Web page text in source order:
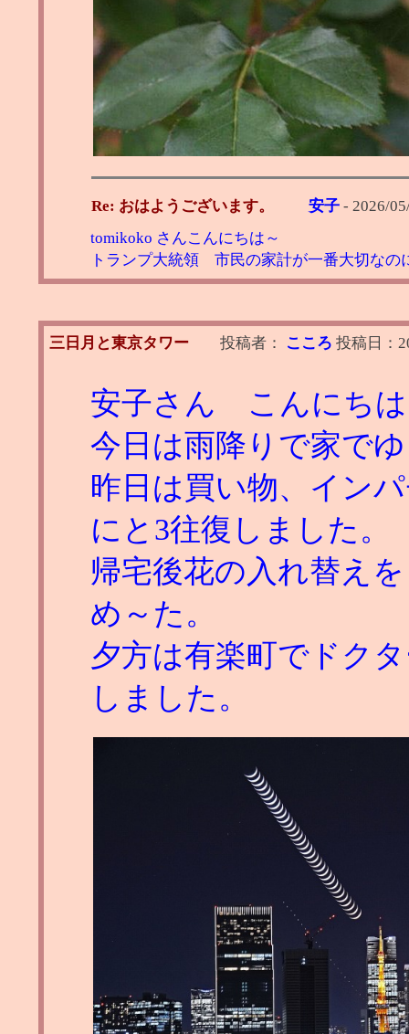
Re: おはようございます。 安子 - 2026/
tomikoko さんこんにちは～
トランプ大統領 市民の家計が一番大切なの
三日月と東京タワー 投稿者： こころ 投稿日：
安子さん こんにちは
今日は雨降りで家で
昨日は買い物、イン
にと3往復しました。
帰宅後花の入れ替え
め～た。
夕方は有楽町でドク
しました。